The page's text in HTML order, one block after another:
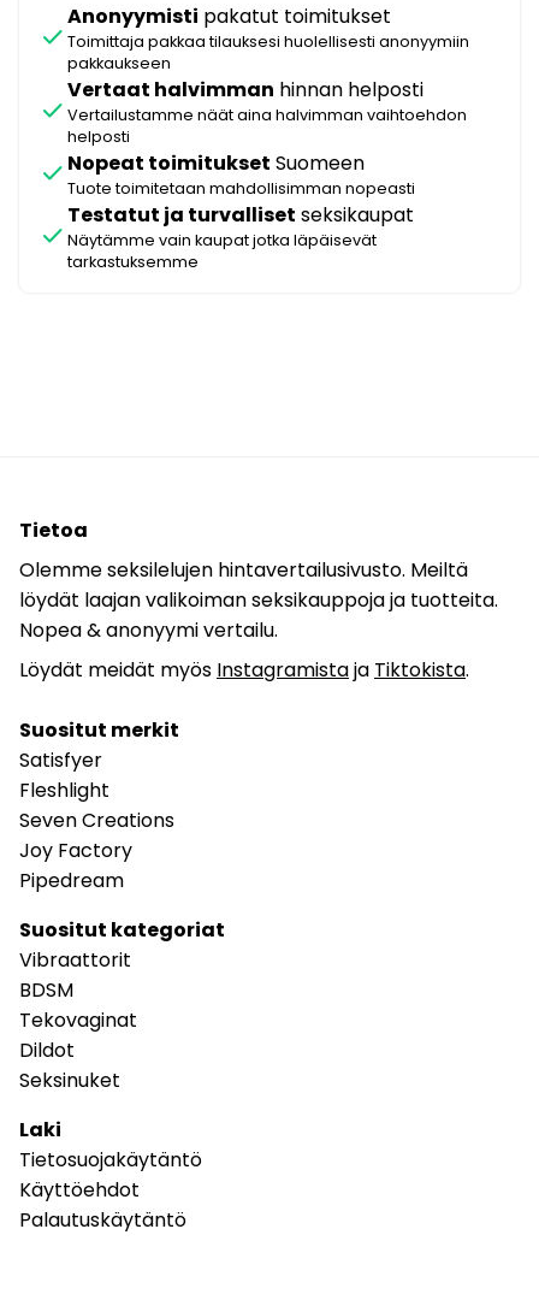
check
Anonyymisti pakatut toimitukset
Toimittaja pakkaa tilauksesi huolellisesti anonyymiin
pakkaukseen
check
Vertaat halvimman hinnan helposti
Vertailustamme näät aina halvimman vaihtoehdon
helposti
check Nopeat toimitukset Suomeen
Tuote toimitetaan mahdollisimman nopeasti
check
Testatut ja turvalliset seksikaupat
Näytämme vain kaupat jotka läpäisevät
tarkastuksemme
Tietoa
Olemme seksilelujen hintavertailusivusto. Meiltä
löydät laajan valikoiman seksikauppoja ja tuotteita.
Nopea & anonyymi vertailu.
Löydät meidät myös Instagramistaja Tiktokista.
Suositut merkit
Satisfyer
Fleshlight
Seven Creations
Joy Factory
Pipedream
Suositut kategoriat
Vibraattorit
BDSM
Tekovaginat
Dildot
Seksinuket
Laki
Tietosuojakäytäntö
Käyttöehdot
Palautuskäytäntö